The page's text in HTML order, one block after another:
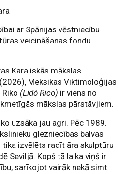
ar Spānijas vēstniecību
veicināšanas fondu
Karaliskās mākslas
Meksikas Viktimoloģijas
(Lidó Rico) ir viens no
mākslas pārstāvjiem.
uzsāka jau agri. Pēc 1989.
glezniecības balvas
tika izvēlēts radīt āra skulptūru
Seviljā. Kopš tā laika viņš ir
sarīkojot vairāk nekā simt